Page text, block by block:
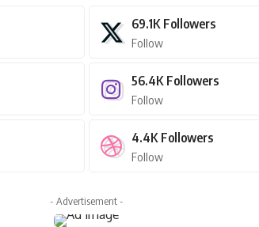
69.1K Followers
Follow
56.4K Followers
Follow
4.4K Followers
Follow
- Advertisement -